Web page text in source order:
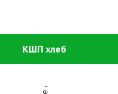
КШП хлеб